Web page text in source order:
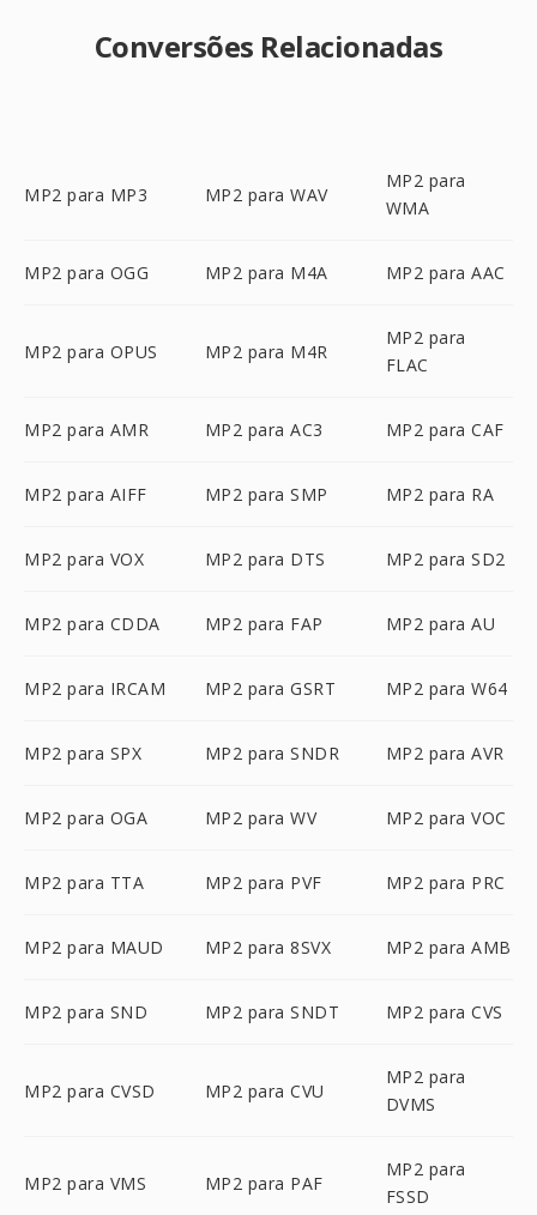
Conversões Relacionadas
MP2 para MP3 MP2 para WAV
MP2 para
WMA
MP2 para OGG MP2 para M4A MP2 para AAC
MP2 para OPUS MP2 para M4R
MP2 para
FLAC
MP2 para AMR MP2 para AC3 MP2 para CAF
MP2 para AIFF MP2 para SMP MP2 para RA
MP2 para VOX MP2 para DTS MP2 para SD2
MP2 para CDDA MP2 para FAP MP2 para AU
MP2 para IRCAM MP2 para GSRT MP2 para W64
MP2 para SPX MP2 para SNDR MP2 para AVR
MP2 para OGA MP2 para WV MP2 para VOC
MP2 para TTA MP2 para PVF MP2 para PRC
MP2 para MAUD MP2 para 8SVX MP2 para AMB
MP2 para SND MP2 para SNDT MP2 para CVS
MP2 para CVSD MP2 para CVU
MP2 para
DVMS
MP2 para VMS MP2 para PAF
MP2 para
FSSD